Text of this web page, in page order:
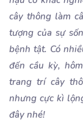
cây thông làm
tượng của sự
bệnh tật. Có
đến cầu kỳ,
trang trí cây
nhưng cực kì
đây nhé!